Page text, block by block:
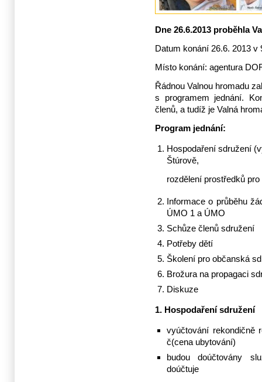
Dne 26.6.2013 proběhla
Datum konání 26.6. 2013 v
Místo konání: agentura
Řádnou Valnou hromadu
s programem jednání.
členů, a tudíž je Valná
Program jednání:
Hospodaření sdružení
Štúrově,
rozdělení prostředků
Informace o průběhu
ÚMO 1 a ÚMO
Schůze členů sdružení
Potřeby dětí
Školení pro občanská
Brožura na propagaci
Diskuze
1. Hospodaření sdružení
vyúčtování
č(cena ubytování)
budou doúčtovány
doúčtuje